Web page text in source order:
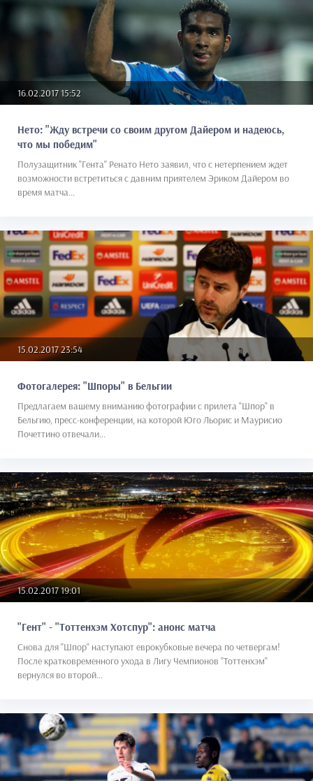
16.02.2017 15:52
Нето: "Жду встречи со своим другом Дайером и надеюсь,
что мы победим"
Полузащитник "Гента" Ренато Нето заявил, что с нетерпением ждет
возможности встретиться с давним приятелем Эриком Дайером во
время матча...
15.02.2017 23:54
Фотогалерея: "Шпоры" в Бельгии
Предлагаем вашему вниманию фотографии с прилета "Шпор" в
Бельгию, пресс-конференции, на которой Юго Льорис и Маурисио
Почеттино отвечали...
15.02.2017 19:01
"Гент" - "Тоттенхэм Хотспур": анонс матча
Снова для "Шпор" наступают еврокубковые вечера по четвергам!
После кратковременного ухода в Лигу Чемпионов "Тоттенхэм"
вернулся во второй...